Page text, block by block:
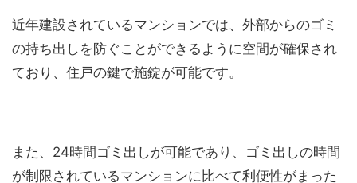
近年建設されているマンションでは、外部からのゴミ
の持ち出しを防ぐことができるように空間が確保され
ており、住戸の鍵で施錠が可能です。
また、24時間ゴミ出しが可能であり、ゴミ出しの時間
が制限されているマンションに比べて利便性がまった